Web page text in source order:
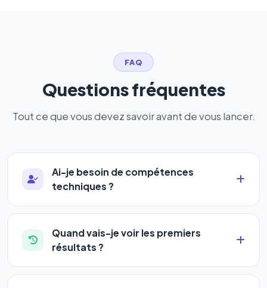
FAQ
Questions fréquentes
Tout ce que vous devez savoir avant de vous lancer.
Ai-je besoin de compétences
techniques ?
Absolument pas. Notre logiciel a été conçu pour
être accessible àtous les profils: artisans,
commerçants, auto-entrepreneurs, PME ou
complexe — vous renseignez l'adresse de votre
Quand vais-je voir les premiers
résultats ?
La plupart de nos utilisateurs observent une